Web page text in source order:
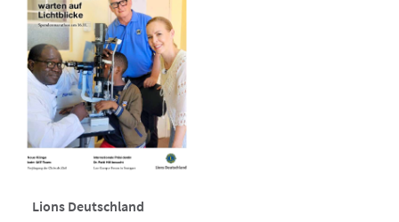
Lions Deutschland